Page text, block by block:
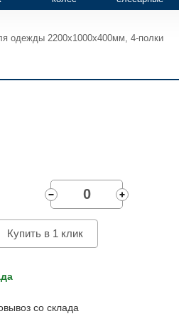
одежды 2200х1000х400мм, 4-полки
Купить в 1 клик
со склада